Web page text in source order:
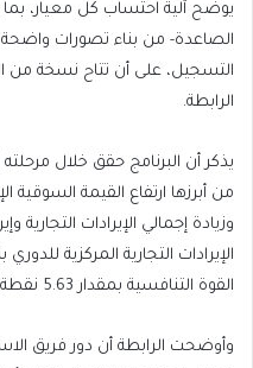
يوضح آلية احتساب كل معيار، بما
الصاعدة- من بناء تصورات
التسجيل، على أن تتاح نسخة من
الرابطة.
يذكر أن البرنامج حقق خلال
القوة التنافسية بمقدار 5.63 نقطة.
وأوضحت الرابطة أن دور فريق